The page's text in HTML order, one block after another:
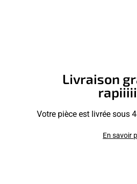
Livraison
Votre pièce est livrée sous
En savoir